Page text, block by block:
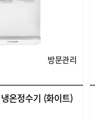
방문관리
온정수기 (화이트)